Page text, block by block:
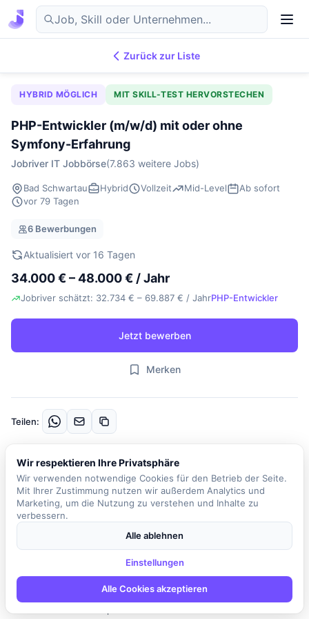
DE
Zurück zur Liste
HYBRID MÖGLICH MIT SKILL-TEST HERVORSTECHEN
PHP-Entwickler (m/w/d) mit oder ohne
Symfony-Erfahrung
Jobriver IT Jobbörse(7.863 weitere Jobs)
Bad Schwartau Hybrid Vollzeit Mid-Level
Ab sofort
vor 79 Tagen
6 Bewerbungen
Aktualisiert vor 16 Tagen
34.000 € – 48.000 € / Jahr
Jobriver schätzt: 32.734 € – 69.887 € / JahrPHP-Entwickler
Jetzt bewerben
Merken
Teilen:
Beschreibung
Das Unternehmen sucht einen engagierten PHP-Entwickler
(m/w/d) zur Verstärkung seines agilen Teams. In einem modernen
Büro in der Nähe von Lübeck arbeiten Sie in einem Umfeld mit
flachen Hierarchien und haben die Möglichkeit, eigene Ideen und
Lösungsvorschläge aktiv einzubringen. Ihre Hauptaufgaben
umfassen die Planung und Entwicklung neuer Software-Lösungen
für spannende Kunden aus verschiedenen Branchen. Sie
integrieren neue Features in bestehende Anwendungen,
Wir respektieren Ihre Privatsphäre
Wir verwenden notwendige Cookies für den Betrieb der Seite.
Mit Ihrer Zustimmung nutzen wir außerdem Analytics und
Marketing, um die Nutzung zu verstehen und Inhalte zu
verbessern.
Alle ablehnen
Einstellungen
Alle Cookies akzeptieren